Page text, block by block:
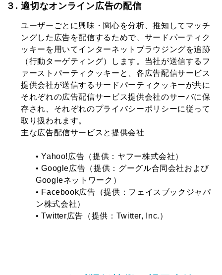
３. 適切なオンライン広告の配信
ユーザーごとに興味・関心を分析、推知してマッチ
ングした広告を配信するためで、サードパーティク
ッキーを用いてインターネットブラウジングを追跡
（行動ターゲティング）します。当社が送信するフ
ァーストパーティクッキーと、各広告配信サービス
提供会社が送信するサードパーティクッキーが共に
それぞれの広告配信サービス提供会社のサーバに保
存され、それぞれのプライバシーポリシーに従って
取り扱われます。
主な広告配信サービスと提供会社
• Yahoo!広告（提供：ヤフー株式会社）
• Google広告（提供：グーグル合同会社および
Googleネットワーク）
• Facebook広告（提供：フェイスブックジャパ
ン株式会社）
• Twitter広告（提供：Twitter, Inc.）